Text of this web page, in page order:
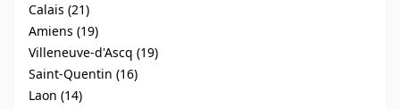
Calais (21)
Amiens (19)
Villeneuve-d'Ascq (19)
Saint-Quentin (16)
Laon (14)